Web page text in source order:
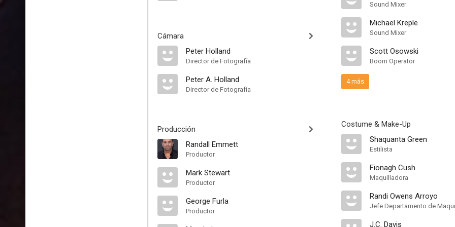
Cámara
Peter Holland
Director de Fotografía
Peter A. Holland
Director de Fotografía
Producción
Randall Emmett
Productor
Mark Stewart
Productor
George Furla
Productor
Sound Mixer
Michael Kreple
Sound Mixer
Scott Osowski
Boom Operator
4 más
Costume & Make-Up
Shaquanta Green
Estilista
Fionagh Cush
Maquilladora
Randi Owens Arroyo
Jefe Departamento de
J.C. Davis